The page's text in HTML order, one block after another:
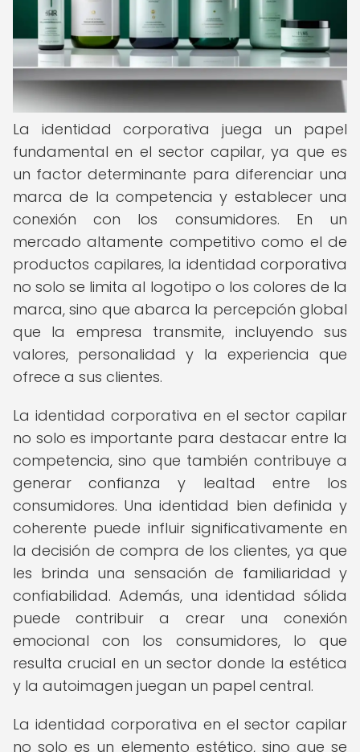
La identidad corporativa juega un papel
fundamental en el sector capilar, ya que es
un factor determinante para diferenciar una
marca de la competencia y establecer una
conexión con los consumidores. En un
mercado altamente competitivo como el de
productos capilares, la identidad corporativa
no solo se limita al logotipo o los colores de la
marca, sino que abarca la percepción global
que la empresa transmite, incluyendo sus
valores, personalidad y la experiencia que
ofrece a sus clientes.
La identidad corporativa en el sector capilar
no solo es importante para destacar entre la
competencia, sino que también contribuye a
generar confianza y lealtad entre los
consumidores. Una identidad bien definida y
coherente puede influir significativamente en
la decisión de compra de los clientes, ya que
les brinda una sensación de familiaridad y
confiabilidad. Además, una identidad sólida
puede contribuir a crear una conexión
emocional con los consumidores, lo que
resulta crucial en un sector donde la estética
y la autoimagen juegan un papel central.
La identidad corporativa en el sector capilar
no solo es un elemento estético, sino que se